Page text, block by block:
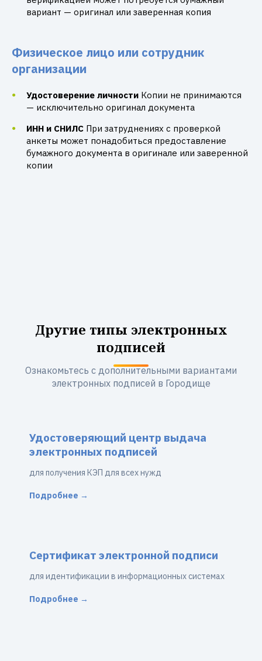
вариант — оригинал или заверенная копия
Физическое лицо или сотрудник
организации
Удостоверение личности Копии не принимаются
— исключительно оригинал документа
ИНН и СНИЛС При затруднениях с проверкой
анкеты может понадобиться предоставление
бумажного документа в оригинале или заверенной
копии
Другие типы электронных
подписей
Ознакомьтесь с дополнительными вариантами
электронных подписей в Городище
Удостоверяющий центр выдача
электронных подписей
для получения КЭП для всех нужд
Подробнее →
Сертификат электронной подписи
для идентификации в информационных системах
Подробнее →